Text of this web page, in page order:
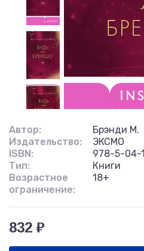
Автор:
Брэнди М.
Издательство:
ЭКСМО
ISBN:
978-5-04-
Тип:
Книги
Возрастное
ограничение:
18+
832 ₽